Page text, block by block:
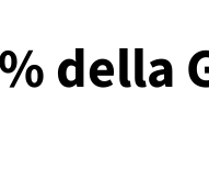
della